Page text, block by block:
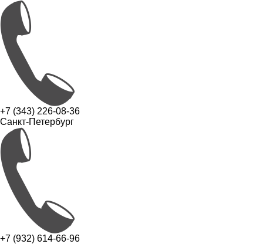
+7 (343) 226-08-36
Санкт-Петербург
+7 (932) 614-66-96